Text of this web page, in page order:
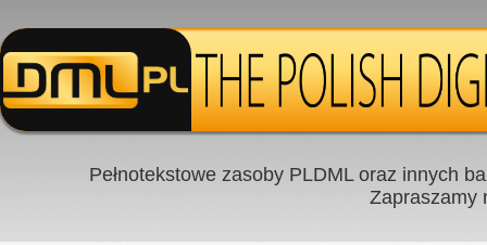
Pełnotekstowe zasoby PLDML oraz innych
Zapraszamy